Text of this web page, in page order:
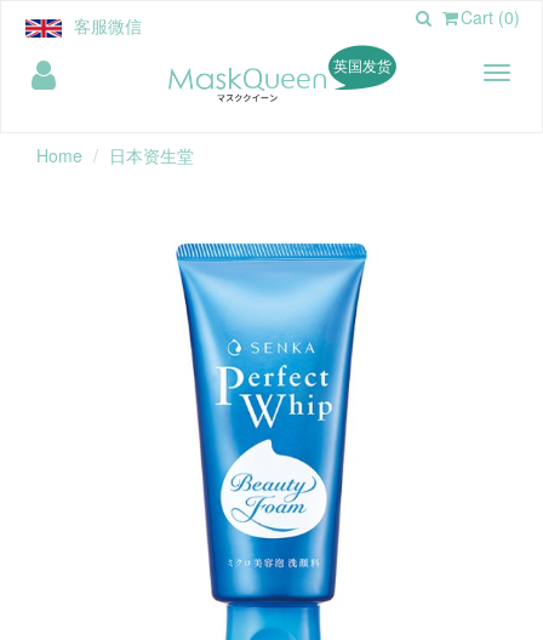
客服微信 Cart (0)
英国发货
Home 日本资生堂